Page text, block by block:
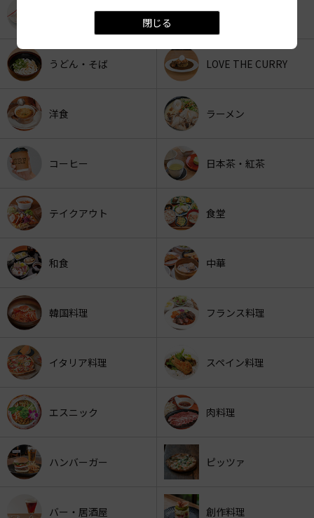
閉じる
パン
うどん・そば LOVE THE CURRY
洋食 ラーメン
コーヒー 日本茶・紅茶
テイクアウト 食堂
和食 中華
韓国料理 フランス料理
イタリア料理 スペイン料理
エスニック 肉料理
ハンバーガー ピッツァ
バー・居酒屋 創作料理